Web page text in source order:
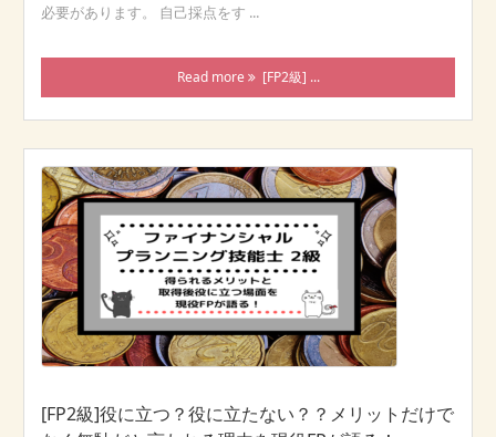
必要があります。 自己採点をす ...
Read more [FP2級] ...
[FP2級]役に立つ？役に立たない？？メリットだけで